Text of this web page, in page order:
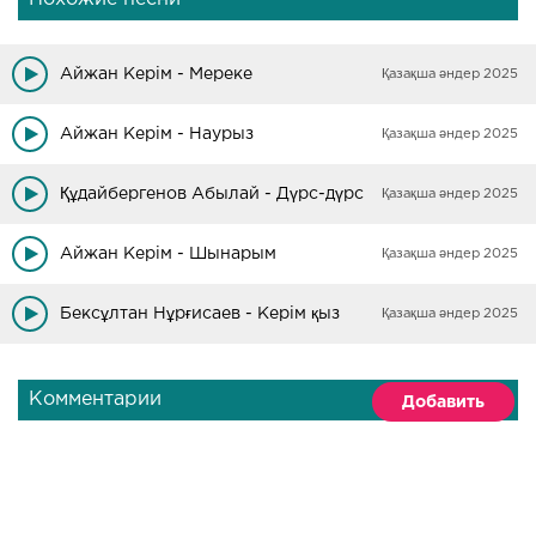
Айжан Керім - Мереке Қазақша әндер 2025
Айжан Керім - Наурыз Қазақша әндер 2025
Құдайбергенов Абылай - Дүрс-дүрс Қазақша әндер 2025
Айжан Керім - Шынарым Қазақша әндер 2025
Бексұлтан Нұрғисаев - Керім қыз Қазақша әндер 2025
Комментарии Добавить